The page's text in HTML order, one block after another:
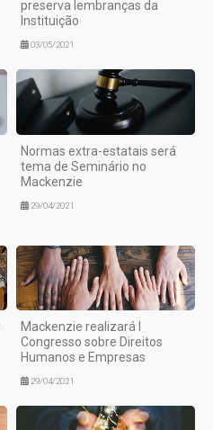
preserva lembranças da
Instituição
03/05/2021
Normas extra-estatais será
tema de Seminário no
Mackenzie
29/04/2021
Mackenzie realizará I
Congresso sobre Direitos
Humanos e Empresas
29/04/2021